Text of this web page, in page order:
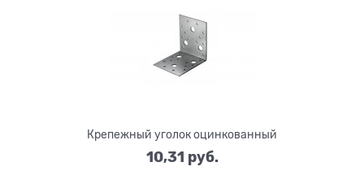
Крепежный уголок оцинкованный
10,31 руб.